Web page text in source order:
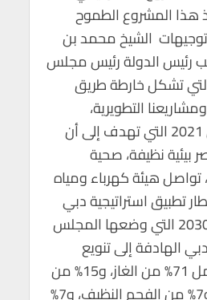
هذا المشروع الطموح
الشيخ محمد بن
رئيس الدولة رئيس مجلس
تشكل خارطة طريق
التطويرية،
وتحقيقاً لخطة دبي 2021 التي تهدف إلى أن
بيئية نظيفة، صحية
هيئة كهرباء ومياه
تطبيق استراتيجية دبي
المتكاملة للطاقة 2030 التي وضعها المجلس
الهادفة إلى تنويع
مصادر الطاقة لتشمل 71% من الغاز، و15% من
الطاقة الشمسية، و7% من الفحم النظيف، و7%